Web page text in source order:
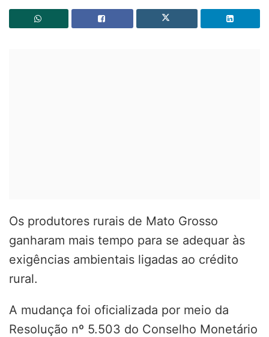
Os produtores rurais de Mato Grosso
ganharam mais tempo para se adequar às
exigências ambientais ligadas ao crédito
rural.
A mudança foi oficializada por meio da
Resolução nº 5.503 do Conselho Monetário